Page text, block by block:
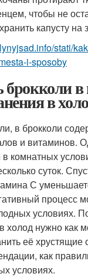
чтобы не
капусту на
stati/
i-sposoby
в
в
в брокколи
и витаминов.
комнатных
суток.
С
процесс
условиях.
в холод нужно
её
как
условиях.